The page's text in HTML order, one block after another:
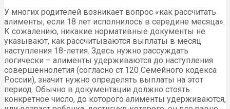
У многих родителей возникает вопрос «как рассчитать
алименты, если 18 лет исполнилось в середине месяца».
К сожалению, никакие нормативные документы не
указывают, как рассчитываются выплаты в месяц
наступления 18-летия. Здесь нужно рассуждать
логически – алименты удерживаются до наступления
совершеннолетия (согласно ст.120 Семейного кодекса
России), значит нужно определять выплаты на этот
период. Обычно в документации должно стоять
конкретное число, до которого алименты удерживаются,